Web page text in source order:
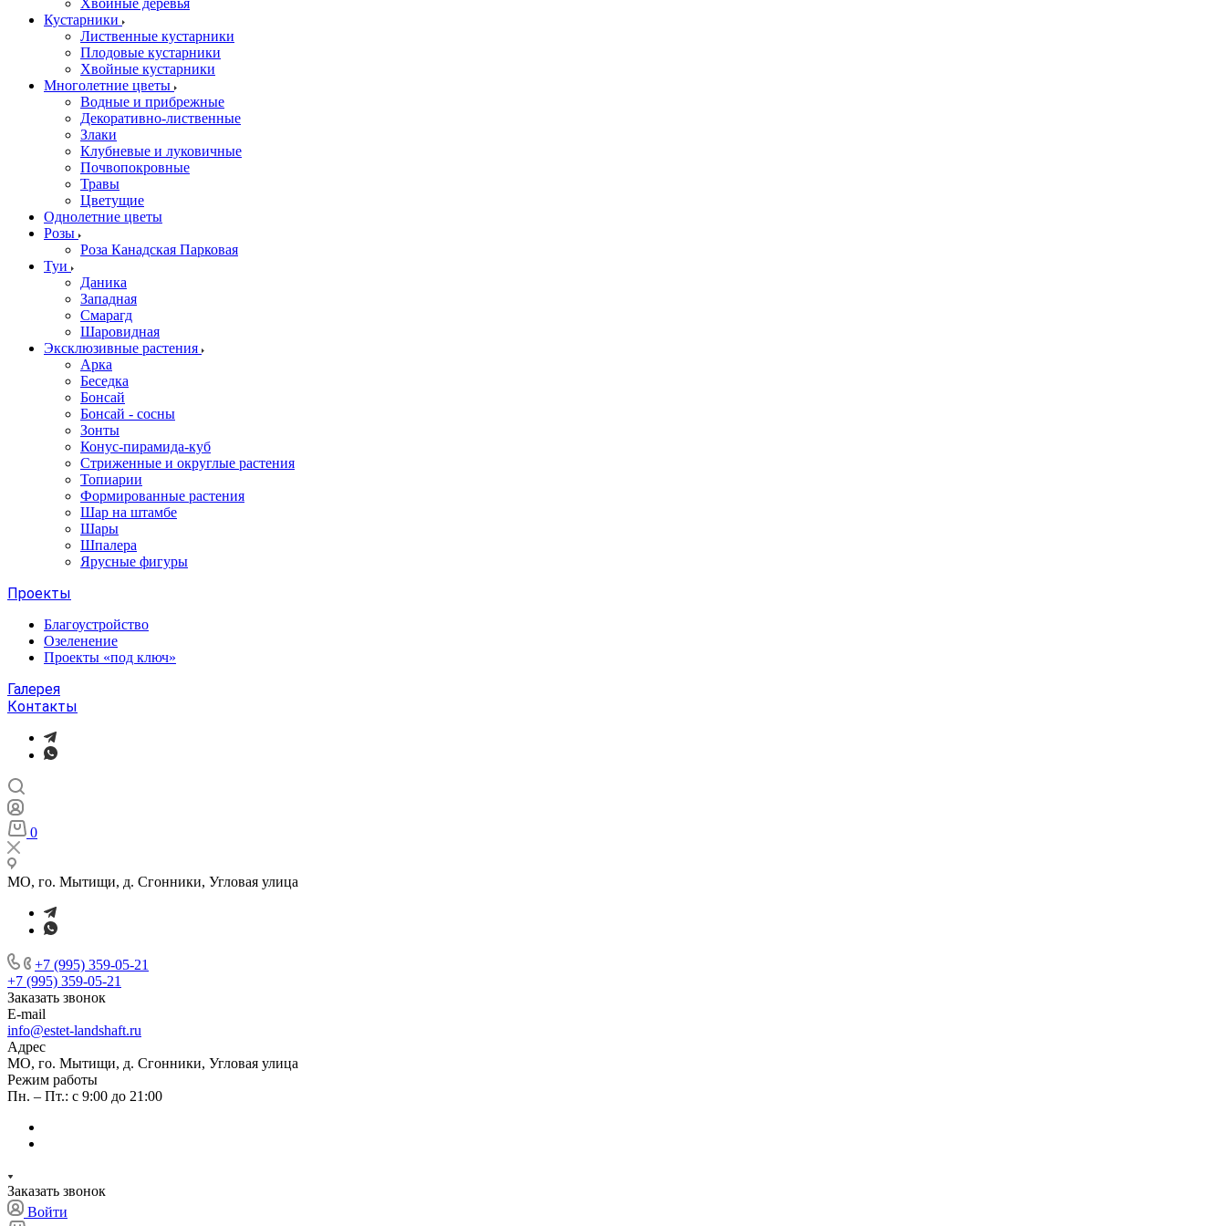
Хвойные деревья
Кустарники
Лиственные кустарники
Плодовые кустарники
Хвойные кустарники
Многолетние цветы
Водные и прибрежные
Декоративно-лиственные
Злаки
Клубневые и луковичные
Почвопокровные
Травы
Цветущие
Однолетние цветы
Розы
Роза Канадская Парковая
Туи
Даника
Западная
Смарагд
Шаровидная
Эксклюзивные растения
Арка
Беседка
Бонсай
Бонсай - сосны
Зонты
Конус-пирамида-куб
Стриженные и округлые растения
Топиарии
Формированные растения
Шар на штамбе
Шары
Шпалера
Ярусные фигуры
Проекты
Благоустройство
Озеленение
Проекты «под ключ»
Галерея
Контакты
0
МО, го. Мытищи, д. Сгонники, Угловая улица
+7 (995) 359-05-21
+7 (995) 359-05-21
Заказать звонок
E-mail
info@estet-landshaft.ru
Адрес
МО, го. Мытищи, д. Сгонники, Угловая улица
Режим работы
Пн. – Пт.: с 9:00 до 21:00
Заказать звонок
Войти